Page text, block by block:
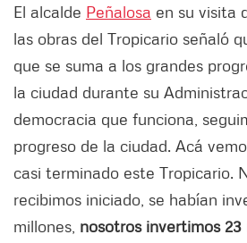
El alcalde Peñalosa en su visita
las obras del Tropicario señaló
que se suma a los grandes
la ciudad durante su
democracia que funciona,
progreso de la ciudad. Acá
casi terminado este Tropicario.
recibimos iniciado, se habían
millones, nosotros invertimos